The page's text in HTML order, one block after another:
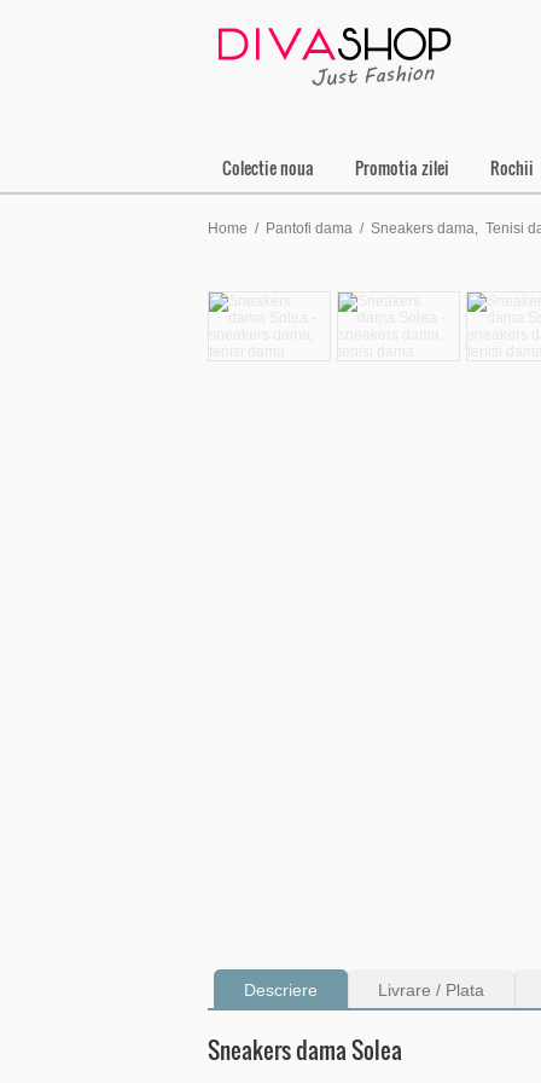
Colectie noua Promotia zilei Rochii
Home / Pantofi dama / Sneakers dama, Tenisi
Descriere Livrare / Plata
Sneakers dama Solea